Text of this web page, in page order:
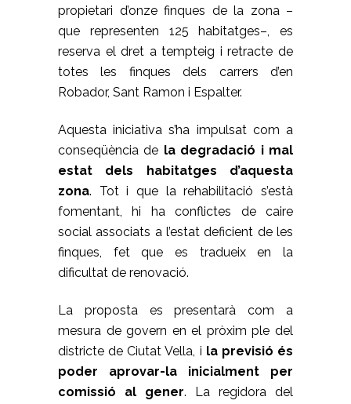
propietari d’onze finques de la zona –
que representen 125 habitatges–, es
reserva el dret a tempteig i retracte de
totes les finques dels carrers d’en
Robador, Sant Ramon i Espalter.
Aquesta iniciativa s’ha impulsat com a
conseqüència de la degradació i mal
estat dels habitatges d’aquesta
zona. Tot i que la rehabilitació s’està
fomentant, hi ha conflictes de caire
social associats a l’estat deficient de les
finques, fet que es tradueix en la
dificultat de renovació.
La proposta es presentarà com a
mesura de govern en el pròxim ple del
districte de Ciutat Vella, i la previsió és
poder aprovar-la inicialment per
comissió al gener. La regidora del